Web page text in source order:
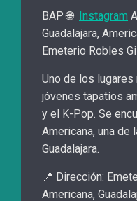
BAP 🌐 Instagram
Guadalajara,
Emeterio Robles
Uno de los
jóvenes tapatíos
y el K-Pop. Se
Americana, una de
Guadalajara.
📍 Dirección:
Americana,